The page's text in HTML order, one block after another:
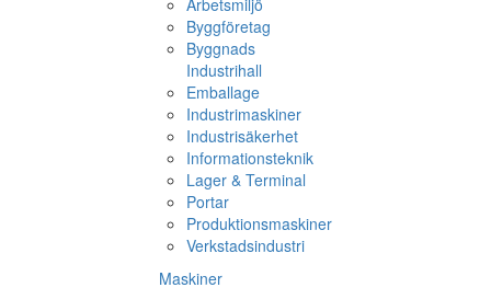
Arbetsmiljö
Byggföretag
Byggnads
Industrihall
Emballage
Industrimaskiner
Industrisäkerhet
Informationsteknik
Lager & Terminal
Portar
Produktionsmaskiner
Verkstadsindustri
Maskiner